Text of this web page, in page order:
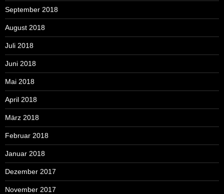
September 2018
August 2018
Juli 2018
Juni 2018
Mai 2018
April 2018
März 2018
Februar 2018
Januar 2018
Dezember 2017
November 2017